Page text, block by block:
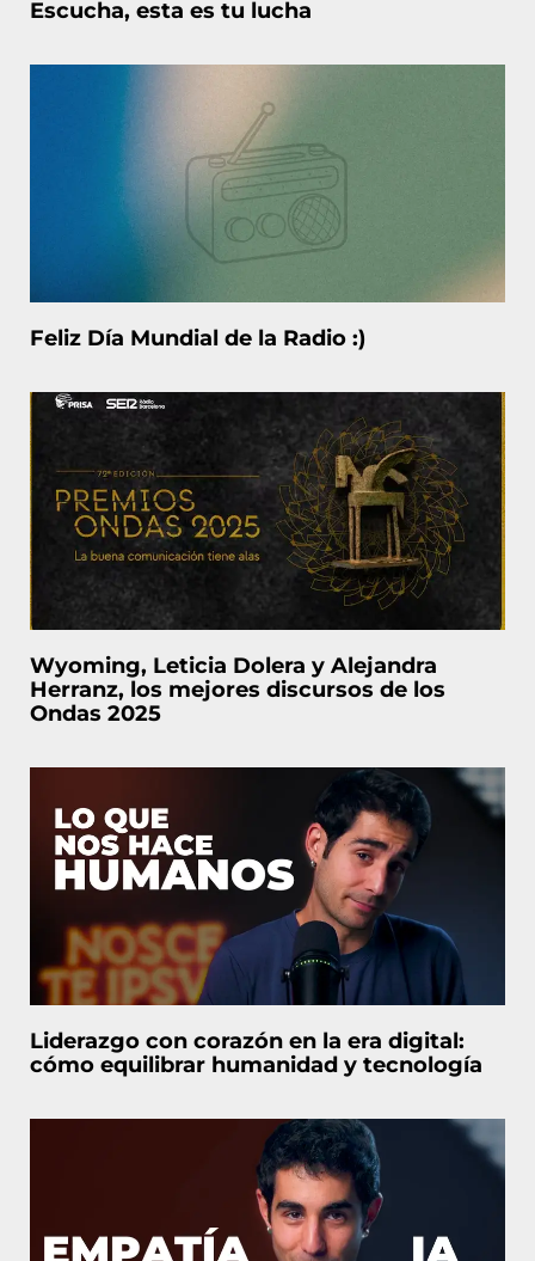
Escucha, esta es tu lucha
Feliz Día Mundial de la Radio :)
Wyoming, Leticia Dolera y Alejandra
Herranz, los mejores discursos de los
Ondas 2025
Liderazgo con corazón en la era digital:
cómo equilibrar humanidad y tecnología